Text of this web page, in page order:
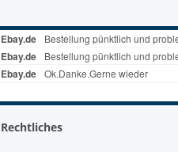
Rechtliches